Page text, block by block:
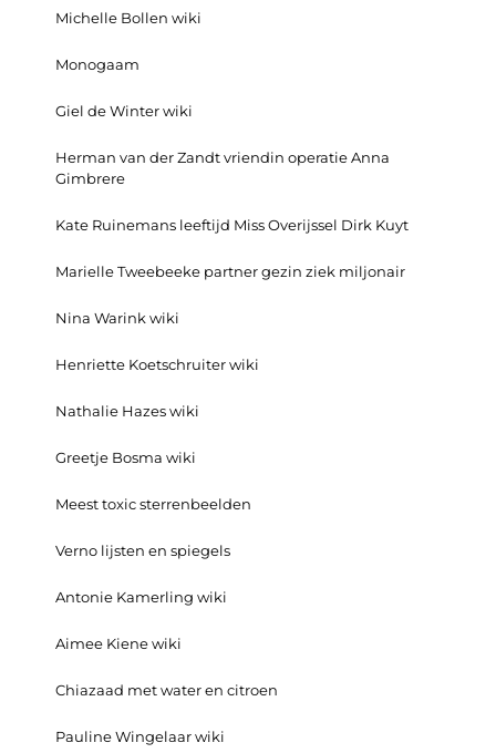
Michelle Bollen wiki
Monogaam
Giel de Winter wiki
Herman van der Zandt vriendin operatie Anna
Gimbrere
Kate Ruinemans leeftijd Miss Overijssel Dirk Kuyt
Marielle Tweebeeke partner gezin ziek miljonair
Nina Warink wiki
Henriette Koetschruiter wiki
Nathalie Hazes wiki
Greetje Bosma wiki
Meest toxic sterrenbeelden
Verno lijsten en spiegels
Antonie Kamerling wiki
Aimee Kiene wiki
Chiazaad met water en citroen
Pauline Wingelaar wiki